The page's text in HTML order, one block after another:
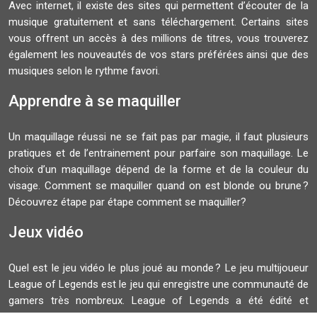
Avec internet, il existe des sites qui permettent d’écouter de la
musique gratuitement et sans téléchargement. Certains sites
vous offrent un accès à des millions de titres, vous trouverez
également les nouveautés de vos stars préférées ainsi que des
musiques selon le rythme favori.
Apprendre à se maquiller
Un maquillage réussi ne se fait pas par magie, il faut plusieurs
pratiques et de l’entrainement pour parfaire son maquillage. Le
choix d’un maquillage dépend de la forme et de la couleur du
visage. Comment se maquiller quand on est blonde ou brune ?
Découvrez étape par étape comment se maquiller?
Jeux vidéo
Quel est le jeu vidéo le plus joué au monde ? Le jeu multijoueur
League of Legends est le jeu qui enregistre une communauté de
gamers très nombreux. League of Legends a été édité et
développé par Riot Games. La finale du Championnat du monde